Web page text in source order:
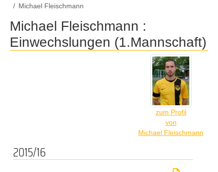
Michael Fleischmann
Michael Fleischmann :
Einwechslungen (1.Mannschaft)
zum Profil
von
Michael Fleischmann
2015/16